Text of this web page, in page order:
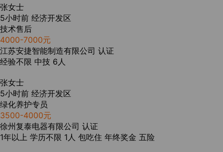
张女士
5小时前 经济开发区
技术售后
4000-7000元
江苏安捷智能制造有限公司 认证
经验不限 中技 6人
张女士
5小时前 经济开发区
绿化养护专员
3500-4000元
徐州复泰电器有限公司 认证
1年以上 学历不限 1人 包吃住 年终奖金 五险